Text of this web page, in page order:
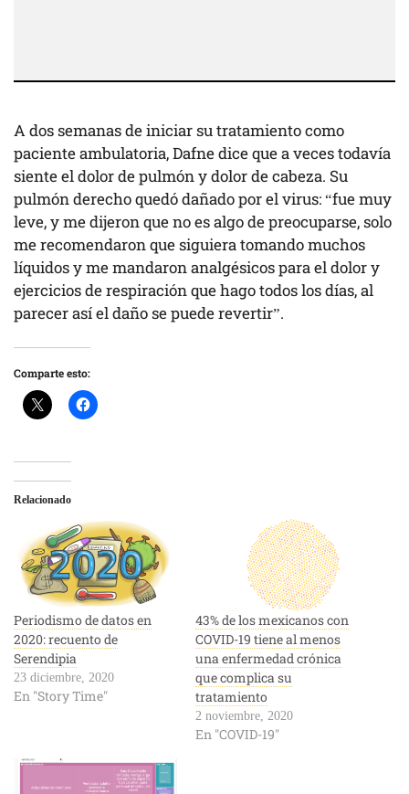
A dos semanas de iniciar su tratamiento como
paciente ambulatoria, Dafne dice que a veces todavía
siente el dolor de pulmón y dolor de cabeza. Su
pulmón derecho quedó dañado por el virus: “fue muy
leve, y me dijeron que no es algo de preocuparse, solo
me recomendaron que siguiera tomando muchos
líquidos y me mandaron analgésicos para el dolor y
ejercicios de respiración que hago todos los días, al
parecer así el daño se puede revertir”.
Comparte esto:
Relacionado
Periodismo de datos en
2020: recuento de
Serendipia
23 diciembre, 2020
En "Story Time"
43% de los mexicanos con
COVID-19 tiene al menos
una enfermedad crónica
que complica su
tratamiento
2 noviembre, 2020
En "COVID-19"